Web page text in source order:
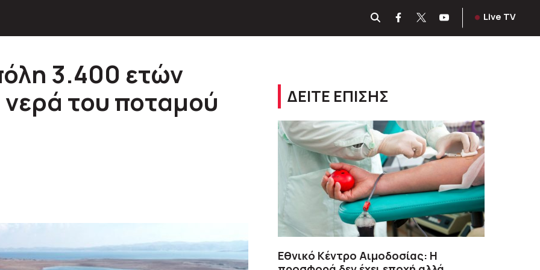
Live TV
3.400 ετών
του ποταμού
ΔΕΙΤΕ ΕΠΙΣΗΣ
Εθνικό Κέντρο Αιμοδοσίας: H